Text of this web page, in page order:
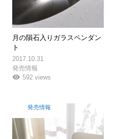
月の隕石入りガラスペンダン
ト
2017.10.31
発売情報
592 views
発売情報